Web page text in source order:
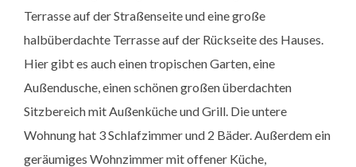
Terrasse auf der Straßenseite und eine große
halbüberdachte Terrasse auf der Rückseite des Hauses.
Hier gibt es auch einen tropischen Garten, eine
Außendusche, einen schönen großen überdachten
Sitzbereich mit Außenküche und Grill. Die untere
Wohnung hat 3 Schlafzimmer und 2 Bäder. Außerdem ein
geräumiges Wohnzimmer mit offener Küche,